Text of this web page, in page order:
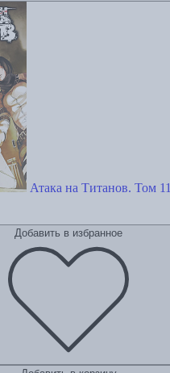
Атака на Титанов. Том 11
Добавить в избранное